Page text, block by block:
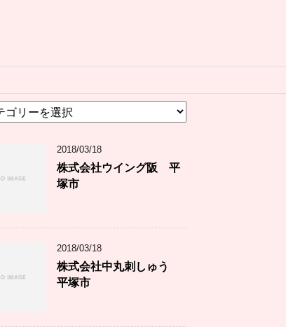
2018/03/18
株式会社ウイング阪 平
塚市
2018/03/18
株式会社中丸刺しゅう
平塚市